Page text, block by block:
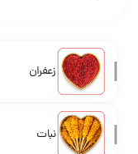
زعفران
نبات